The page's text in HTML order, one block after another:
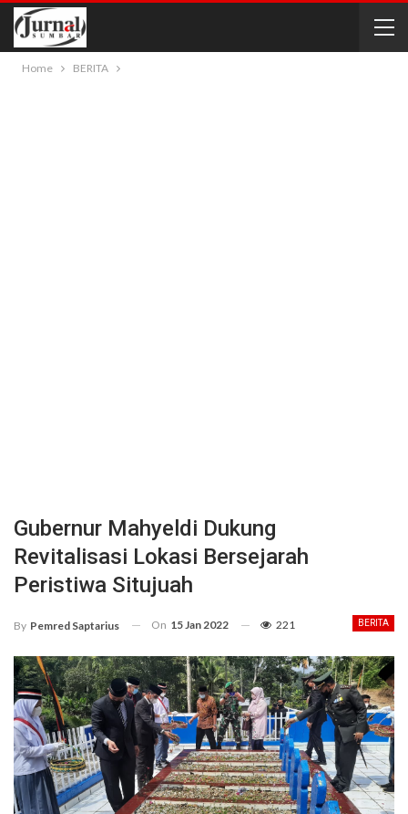
Home BERITA
Gubernur Mahyeldi Dukung
Revitalisasi Lokasi Bersejarah
Peristiwa Situjuah
BERITA
By Pemred Saptarius On 15 Jan 2022 221